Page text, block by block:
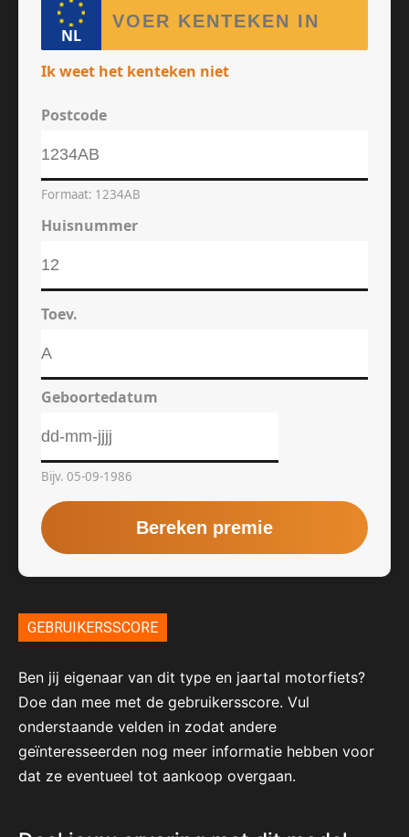
GEBRUIKERSSCORE
Ben jij eigenaar van dit type en jaartal motorfiets?
Doe dan mee met de gebruikersscore. Vul
onderstaande velden in zodat andere
geïnteresseerden nog meer informatie hebben voor
dat ze eventueel tot aankoop overgaan.